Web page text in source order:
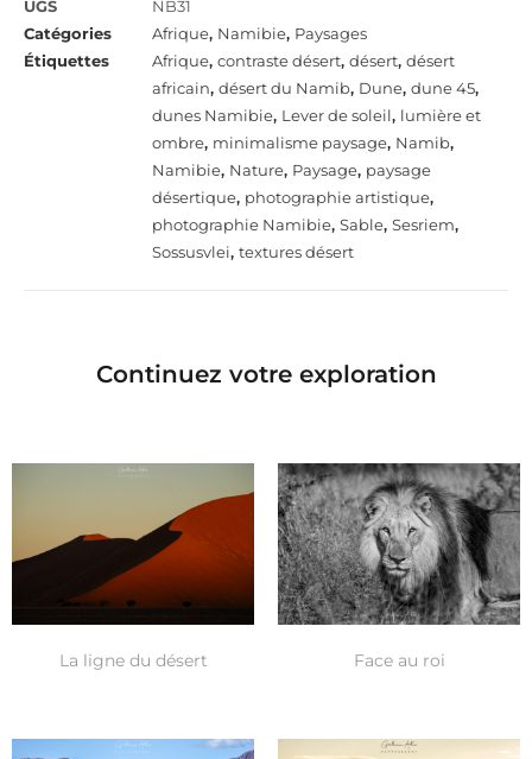
UGS
NB31
Catégories
Afrique, Namibie, Paysages
Étiquettes
Afrique, contraste désert, désert, désert
africain, désert du Namib, Dune, dune 45,
dunes Namibie, Lever de soleil, lumière et
ombre, minimalisme paysage, Namib,
Namibie, Nature, Paysage, paysage
désertique, photographie artistique,
photographie Namibie, Sable, Sesriem,
Sossusvlei, textures désert
Continuez votre exploration
La ligne du désert Face au roi